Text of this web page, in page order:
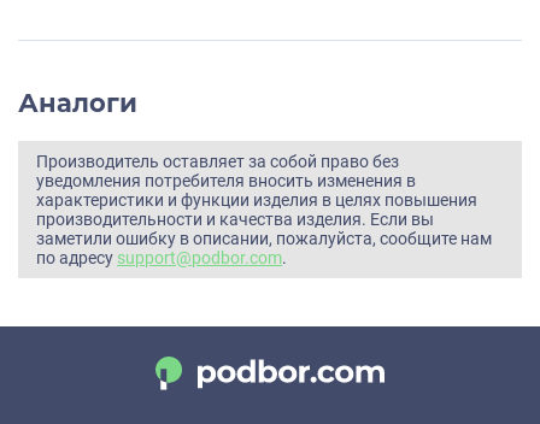
Аналоги
Производитель оставляет за собой право без
уведомления потребителя вносить изменения в
характеристики и функции изделия в целях повышения
производительности и качества изделия. Если вы
заметили ошибку в описании, пожалуйста, сообщите нам
по адресу support@podbor.com.